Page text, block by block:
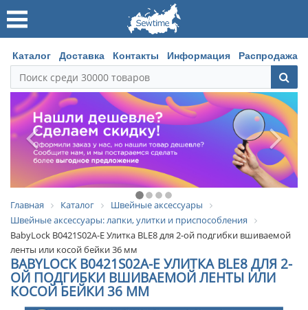
Каталог Доставка Контакты Информация Распродажа
Главная Каталог
Швейные аксессуары
Швейные аксессуары: лапки, улитки и приспособления
BabyLock B0421S02A-E Улитка BLE8 для 2-ой подгибки вшиваемой
ленты или косой бейки 36 мм
BABYLOCK B0421S02A-E УЛИТКА BLE8 ДЛЯ 2-
ОЙ ПОДГИБКИ ВШИВАЕМОЙ ЛЕНТЫ ИЛИ
КОСОЙ БЕЙКИ 36 ММ